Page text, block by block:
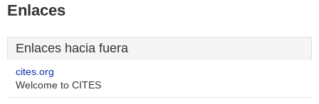
Enlaces
Enlaces hacia fuera
cites.org
Welcome to CITES